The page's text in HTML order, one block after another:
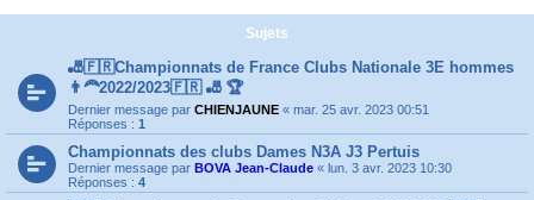
Sujets
🎳🇫🇷Championnats de France Clubs Nationale 3E hommes
👨‍🦰2022/2023🇫🇷 🎳 🏆
Dernier message par CHIENJAUNE « mar. 25 avr. 2023 00:51
Réponses : 1
Championnats des clubs Dames N3A J3 Pertuis
Dernier message par BOVA Jean-Claude « lun. 3 avr. 2023 10:30
Réponses : 4